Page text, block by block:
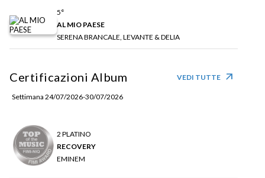
5°
AL MIO PAESE
SERENA BRANCALE, LEVANTE & DELIA
Certificazioni Album
Settimana 24/07/2026-30/07/2026
VEDI TUTTE arrow_outward
2 PLATINO
RECOVERY
EMINEM